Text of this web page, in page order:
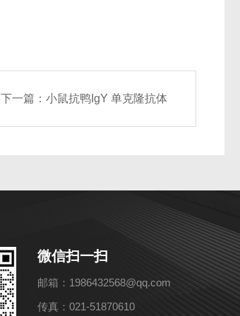
下一篇： 小鼠抗鸭IgY 单克隆抗体
微信扫一扫
邮箱：1986432568@qq.com
传真：021-51870610